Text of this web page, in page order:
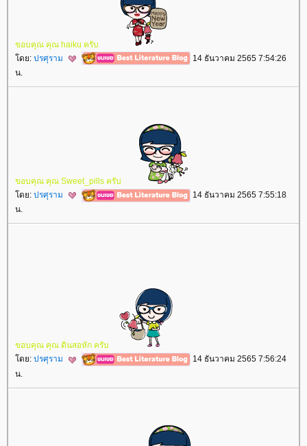
ขอบคุณ​ คุณ​ haiku ครับ​
ดย: ปรศุราม
14 ธันวาคม 2565 7:54:26
น.
ขอบคุณ​ คุณ​ Sweet_pills ครับ​
ดย: ปรศุราม
14 ธันวาคม 2565 7:55:18
น.
ขอบคุณ​ คุณ​ ดิน​สอ​หัก​ ครับ​
ดย: ปรศุราม
14 ธันวาคม 2565 7:56:24
น.